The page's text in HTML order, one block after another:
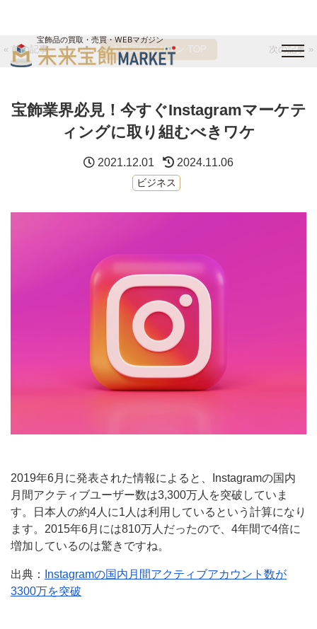
宝飾品の買取・売買・WEBマガジン
未来宝飾マガジン
運営会社
お問い合わせ
サイトマップ
« 前の記事 未来宝飾マガジン TOP 次の記事 »
宝飾業界必見！今すぐInstagramマーケテ
ィングに取り組むべきワケ
2021.12.01 2024.11.06
ビジネス
2019年6月に発表された情報によると、Instagramの国内
月間アクティブユーザー数は3,300万人を突破していま
す。日本人の約4人に1人は利用しているという計算になり
ます。2015年6月には810万人だったので、4年間で4倍に
増加しているのは驚きですね。
出典：
Instagramの国内月間アクティブアカウント数が
3300万を突破